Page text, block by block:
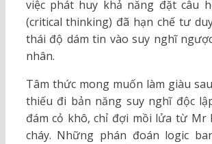
việc phát huy khả năng đặt câu
(critical thinking) đã hạn chế tư
thái độ dám tin vào suy nghĩ
nhân.
Tâm thức mong muốn làm giàu
thiếu đi bản năng suy nghĩ độc
đám cỏ khô, chỉ đợi mồi lửa từ Mr
cháy. Những phán đoán logic